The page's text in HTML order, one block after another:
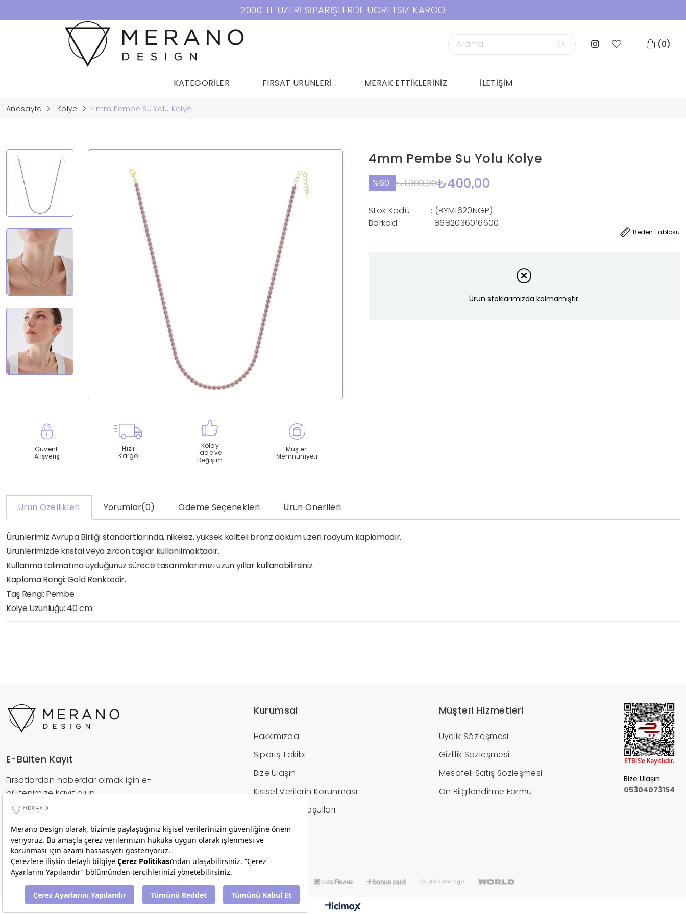
2000 TL ÜZERİ SİPARİŞLERDE ÜCRETSİZ KARGO
0
KATEGORİLER FIRSAT ÜRÜNLERİ MERAK ETTİKLERİNİZ İLETİŞİM
Anasayfa Kolye 4mm Pembe Su Yolu Kolye
Güvenli
Alışveriş
Hızlı
Kargo
Kolay
İade ve
Değişim
Müşteri
Memnuniyeti
4mm Pembe Su Yolu Kolye
60 ₺1.000,00₺400,00
Beden Tablosu
Stok Kodu
(BYM1620NGP)
Barkod
: 8682036016600
Ürün stoklarımızda kalmamıştır.
Ürün Özellikleri Yorumlar(0) Ödeme Seçenekleri Ürün Önerileri
Ürünlerimiz Avrupa Birliği standartlarında, nikelsiz, yüksek kaliteli bronz döküm üzeri rodyum kaplamadır.
Ürünlerimizde kristal veya zircon taşlar kullanılmaktadır.
Kullanma talimatına uyduğunuz sürece tasarımlarımızı uzun yıllar kullanabilirsiniz.
Kaplama Rengi: Gold Renktedir.
Taş Rengi: Pembe
Kolye Uzunluğu: 40 cm
E-Bülten Kayıt
Fırsatlardan haberdar olmak için e-
bültenimize kayıt olun.
Kurumsal
Hakkımızda
Sipariş Takibi
Bize Ulaşın
Kişisel Verilerin Korunması
İptal / İade Koşulları
Hesap Bilgileri
Müşteri Hizmetleri
Üyelik Sözleşmesi
Gizlilik Sözleşmesi
Mesafeli Satış Sözleşmesi
Ön Bilgilendirme Formu
Bize Ulaşın
05304073154